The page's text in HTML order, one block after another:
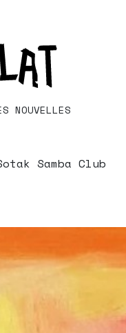
NOUVELLES
Samba Club